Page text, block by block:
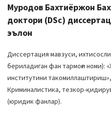
Муродов Бахтиёржон
доктори (DSc)
эълон
Диссертация мавзуси,
бериладиган фан тармоғи номи):
институтини
Криминалистика, тезкор-
(юридик фанлар).